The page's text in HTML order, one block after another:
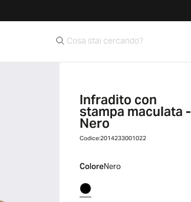
Infradito con
stampa maculata -
Nero
Codice:2014233001022
ColoreNero